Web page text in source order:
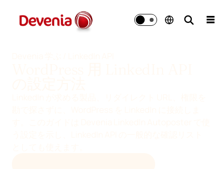
☰